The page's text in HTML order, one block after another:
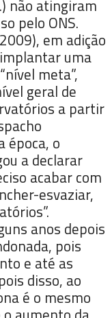
não atingiram
pelo ONS.
em adição
implantar uma
meta”,
geral de
a partir
época, o
a declarar
acabar com
esvaziar,
anos depois
pois
e até as
disso, ao
é o mesmo